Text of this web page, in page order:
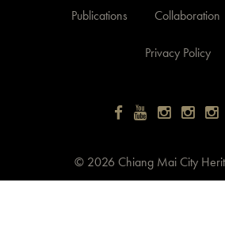
Publications
Collaboration
Privacy Policy
© 2026 Chiang Mai City